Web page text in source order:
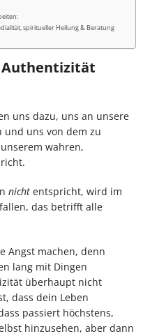
spiritueller Heilung & Beratung
Authentizität
uns dazu, uns an unsere
uns von dem zu
wahren,
nicht entspricht, wird im
das betrifft alle
Angst machen, denn
lang mit Dingen
überhaupt nicht
dass dein Leben
passiert höchstens,
hinzusehen, aber dann